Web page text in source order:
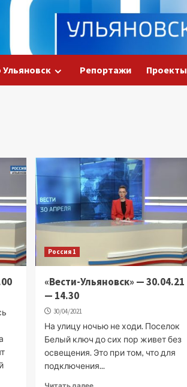
Ульяновск Репортажи Проекты
Россия 1
«Вести-Ульяновск» — 30.04.21
— 14.30
30/04/2021
На улицу ночью не ходи. Поселок
Белый ключ до сих пор живет без
освещения. Это при том, что для
подключения...